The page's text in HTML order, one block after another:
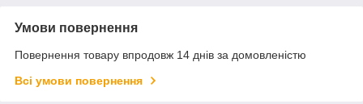
Умови повернення
Повернення товару впродовж 14 днів за домовленістю
Всі умови повернення